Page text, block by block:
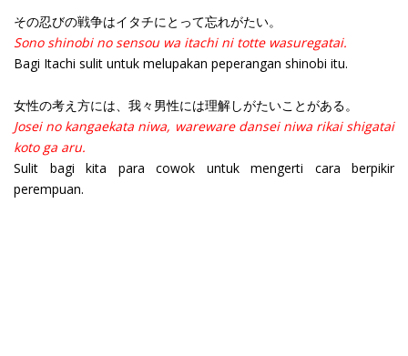
その忍びの戦争はイタチにとって忘れがたい。
Sono shinobi no sensou wa itachi ni totte wasuregatai.
Bagi Itachi sulit untuk melupakan peperangan shinobi itu.
女性の考え方には、我々男性には理解しがたいことがある。
Josei no kangaekata niwa, wareware dansei niwa rikai shigatai
koto ga aru.
Sulit bagi kita para cowok untuk mengerti cara berpikir
perempuan.